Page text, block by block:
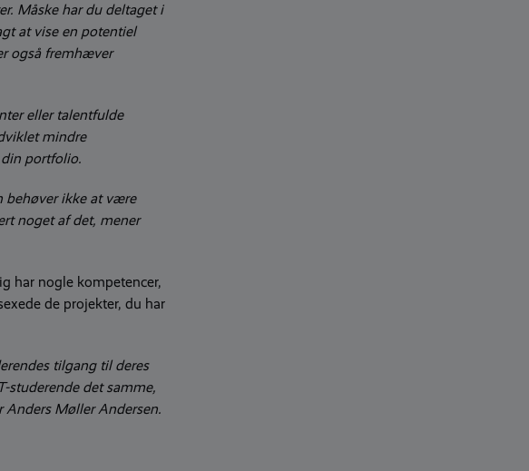
Måske har du deltaget i
at vise en potentiel
også fremhæver
eller talentfulde
mindre
portfolio.
behøver ikke at være
noget af det, mener
har nogle kompetencer,
de projekter, du har
tilgang til deres
det samme,
Møller Andersen.